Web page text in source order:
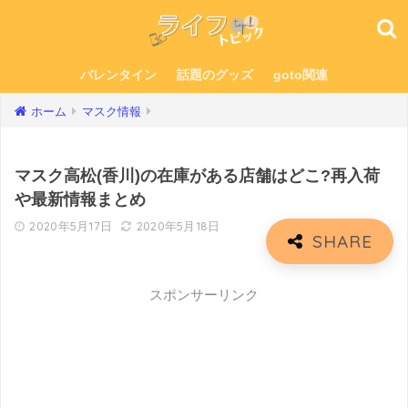
バレンタイン 話題のグッズ goto関連
ホーム マスク情報
マスク高松(香川)の在庫がある店舗はどこ?再入荷
や最新情報まとめ
2020年5月17日 2020年5月18日
スポンサーリンク